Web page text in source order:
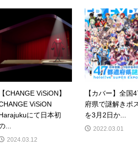
【CHANGE ViSiON】
ViSiON
にて日本初
...
2024.03.12
【カバー】全国
府県で謎解きポ
を3月2日か...
2022.03.01